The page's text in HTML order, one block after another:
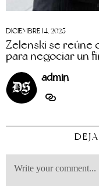
DICIEMBRE 14, 2025
Zelenski se reúne
para negociar un
admin